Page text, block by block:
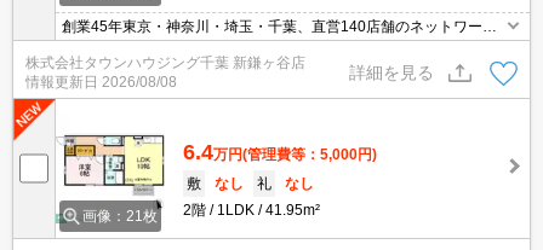
創業45年東京・神奈川・埼玉・千葉、直営140店舗のネットワーク
でお部屋探しをサポートするタウンハウジング。お部屋探しは【タ
ウンハウジング】にお任せ下さい！
株式会社タウンハウジング千葉 新鎌ヶ谷店
情報更新日 2026/08/08
詳細を見る
画像：21枚
6.4万円(管理費等：5,000円)
敷
なし 礼
なし
2階
1LDK 41.95m²